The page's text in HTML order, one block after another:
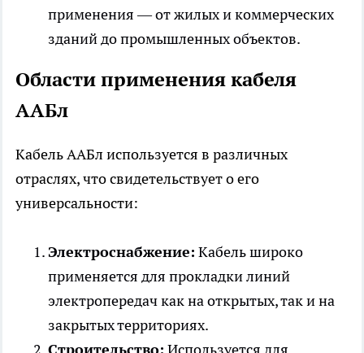
применения — от жилых и коммерческих
зданий до промышленных объектов.
Области применения кабеля
ААБл
Кабель ААБл используется в различных
отраслях, что свидетельствует о его
универсальности:
Электроснабжение: Кабель широко
применяется для прокладки линий
электропередач как на открытых, так и на
закрытых территориях.
Строительство: Используется для